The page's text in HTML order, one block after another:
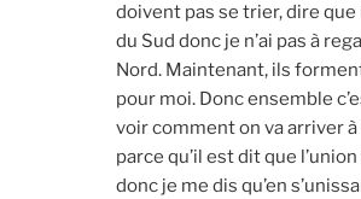
doivent pas se trier, dire
du Sud donc je n’ai pas à
Nord. Main­te­nant, ils
pour moi. Donc ensemble
voir com­ment on va arri­ver
parce qu’il est dit que
donc je me dis qu’en